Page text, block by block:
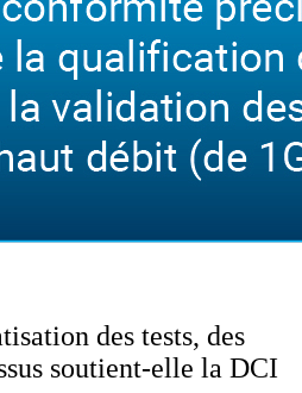
des tests, des
soutient-elle la DCI